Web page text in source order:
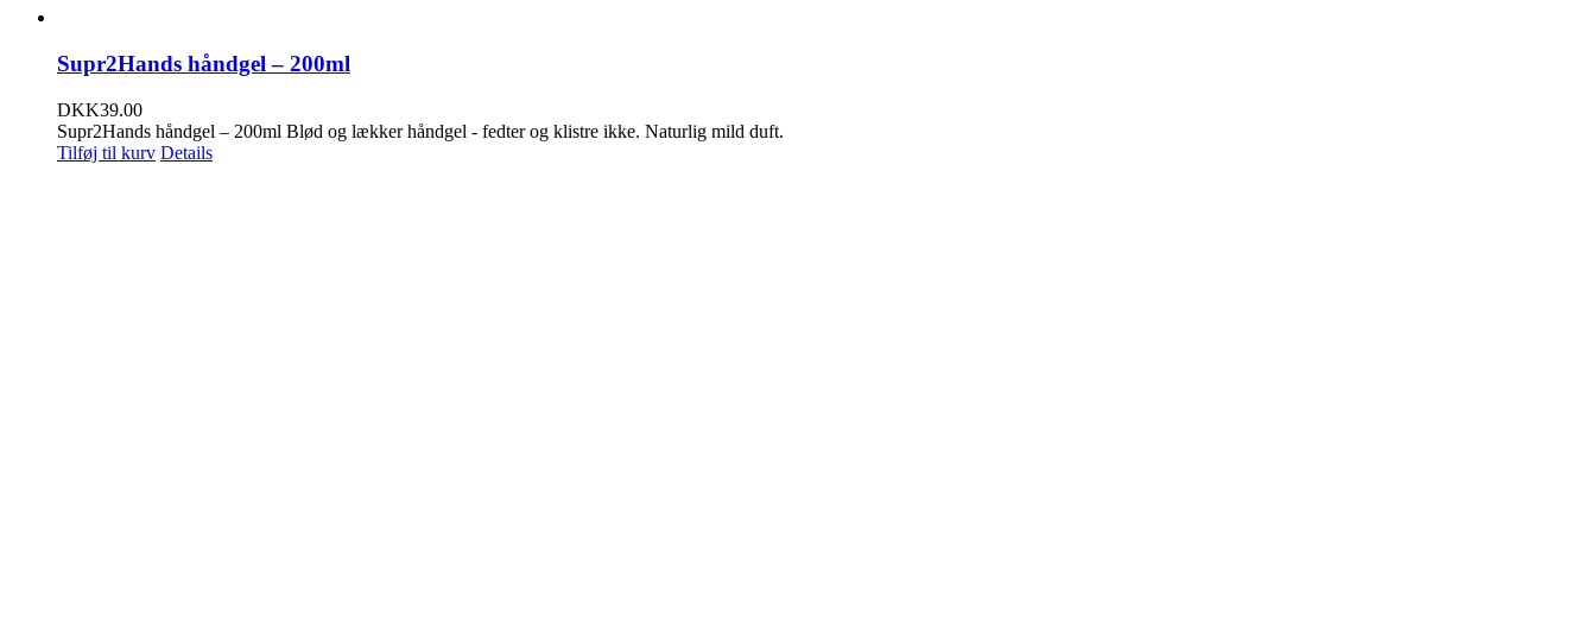
Supr2Hands håndgel – 200ml
DKK39.00
Supr2Hands håndgel – 200ml Blød og lækker håndgel - fedter og klistre ikke. Naturlig mild duft.
Tilføj til kurv Details